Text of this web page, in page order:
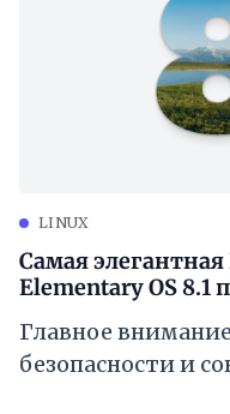
LINUX
Самая
Elementary OS 8.1
Главное
безопасности и